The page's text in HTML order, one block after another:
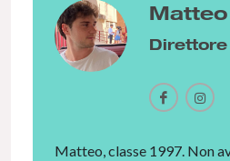
Matteo, classe 1997. Non